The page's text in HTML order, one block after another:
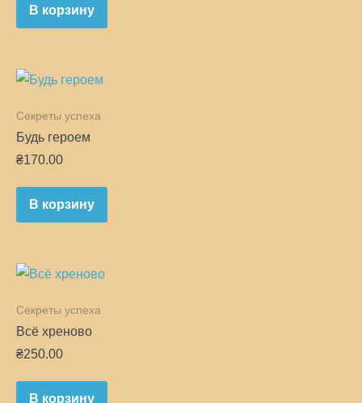
В корзину
Секреты успеха
Будь героем
₴170.00
В корзину
Секреты успеха
Всё хреново
₴250.00
В корзину